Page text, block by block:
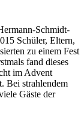
Schmidt-
Schüler, Eltern,
zu einem Fest
fand dieses
im Advent
Bei strahlendem
Gäste der